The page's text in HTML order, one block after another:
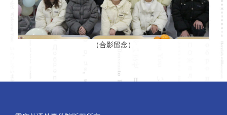
（合影留念）